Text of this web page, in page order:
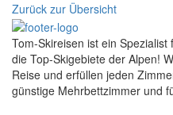
Zurück zur Übersicht
Tom-Skireisen ist ein
die Top-Skigebiete der Alpen!
Reise und erfüllen jeden
günstige Mehrbettzimmer und